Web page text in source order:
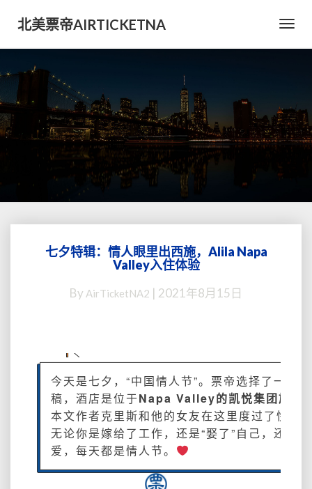
北美票帝AIRTICKETNA
​
七
特
眼
里
出
西
施，
Alila
Napa
Valley
入
​七夕特辑：情人眼里出西施，Alila Napa
Valley入住体验
By AirTicketNA2 2021年8月15日
今天是七夕，“中国情人节”。票帝选择了一篇
稿，酒店是位于Napa Valley的凯悦集团旗下
本文作者克里斯和他的女友在这里度过了快乐
无论你是嫁给了工作，还是“娶了”自己，还是
爱，每天都是情人节。